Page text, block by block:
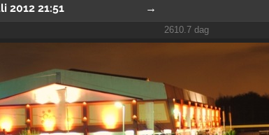
2012 21:51 →
2610.7 dag